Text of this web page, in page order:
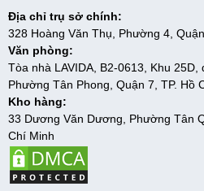
Địa chỉ trụ sở chính:
328 Hoàng Văn Thụ, Phường 4,
Văn phòng:
Tòa nhà LAVIDA, B2-0613, Khu
Phường Tân Phong, Quận 7, TP. Hồ
Kho hàng:
33 Dương Văn Dương, Phường Tân
Chí Minh